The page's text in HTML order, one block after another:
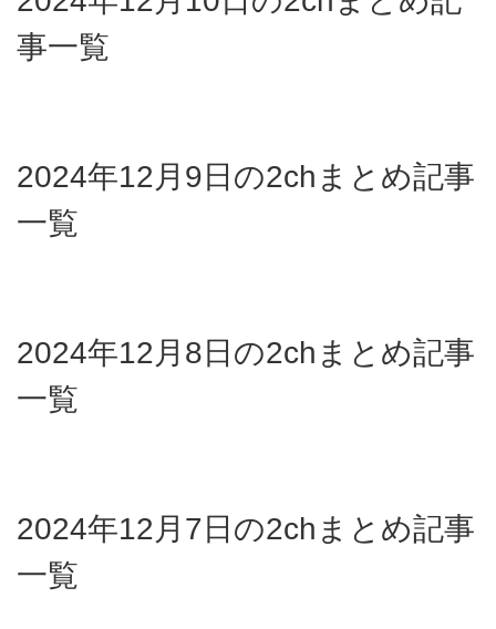
事一覧
2024年12月9日の2chまとめ記事
一覧
2024年12月8日の2chまとめ記事
一覧
2024年12月7日の2chまとめ記事
一覧